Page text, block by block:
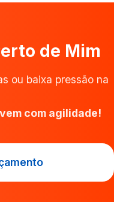
de Mim
ou baixa pressão na
com agilidade!